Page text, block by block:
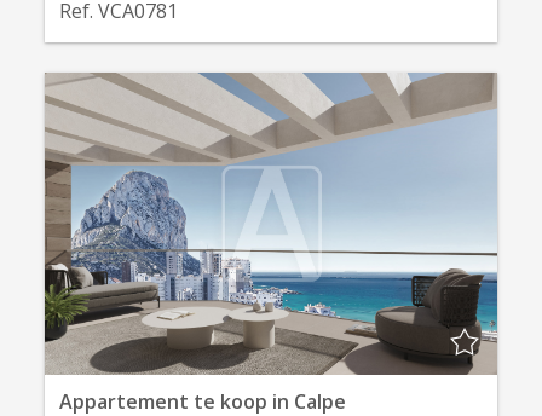
Ref. VCA0781
Appartement te koop in Calpe